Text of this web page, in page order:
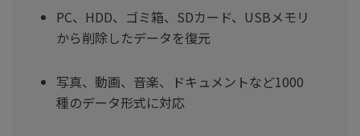
PC、HDD、ゴミ箱、SDカード、USBメモリ
から削除したデータを復元
写真、動画、音楽、ドキュメントなど1000
種のデータ形式に対応